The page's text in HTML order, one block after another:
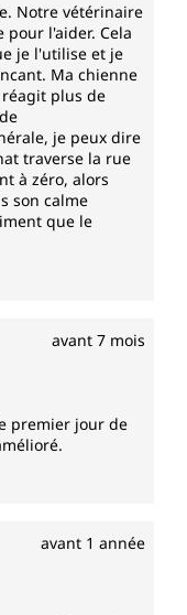
Notre vétérinaire
pour l'aider. Cela
je l'utilise et je
Ma chienne
plus de
je peux dire
traverse la rue
à zéro, alors
son calme
que le
avant 7 mois
premier jour de
avant 1 année